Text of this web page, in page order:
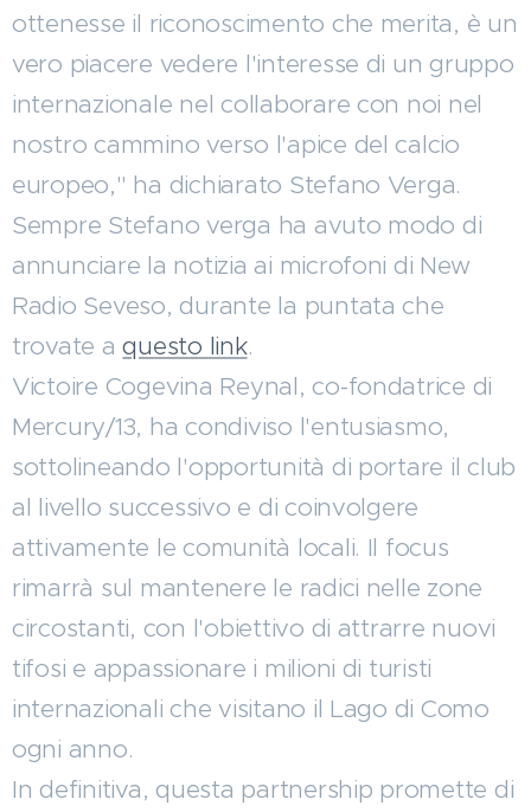
ottenesse il riconoscimento che merita, è un
vero piacere vedere l'interesse di un gruppo
internazionale nel collaborare con noi nel
nostro cammino verso l'apice del calcio
europeo," ha dichiarato Stefano Verga.
Sempre Stefano verga ha avuto modo di
annunciare la notizia ai microfoni di New
Radio Seveso, durante la puntata che
trovate aquesto link.
Victoire Cogevina Reynal, co-fondatrice di
Mercury/13, ha condiviso l'entusiasmo,
sottolineando l'opportunità di portare il club
al livello successivo e di coinvolgere
attivamente le comunità locali. Il focus
rimarrà sul mantenere le radici nelle zone
circostanti, con l'obiettivo di attrarre nuovi
tifosi e appassionare i milioni di turisti
internazionali che visitano il Lago di Como
ogni anno.
In definitiva, questa partnership promette di